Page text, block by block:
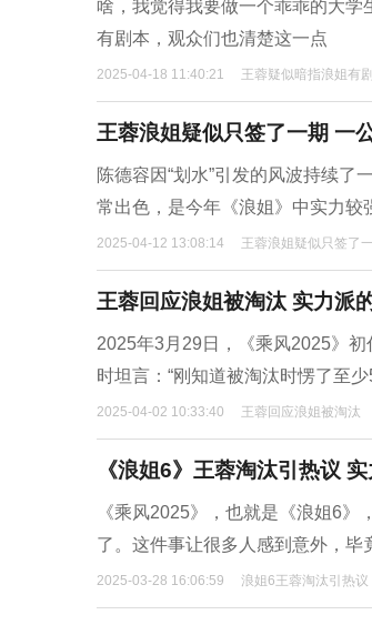
啥，我觉得我要做一个乖乖的大学
有剧本，观众们也清楚这一点
2025-04-18 11:40:21 王蓉疑似暗指浪姐有
王蓉浪姐疑似只签了一期 一
陈德容因“划水”引发的风波持续
常出色，是今年《浪姐》中实力
2025-04-12 13:08:14 王蓉浪姐疑似只签了
王蓉回应浪姐被淘汰 实力派
2025年3月29日，《乘风2025》
时坦言：“刚知道被淘汰时愣了至
2025-04-02 10:33:40 王蓉回应浪姐被淘汰
《浪姐6》王蓉淘汰引热议
《乘风2025》，也就是《浪姐6
了。这件事让很多人感到意外，
2025-03-28 16:06:59 浪姐6王蓉淘汰引热议